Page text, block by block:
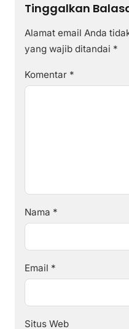
Tinggalkan
Alamat email Anda
yang wajib ditandai *
Komentar *
Nama *
Email *
Situs Web